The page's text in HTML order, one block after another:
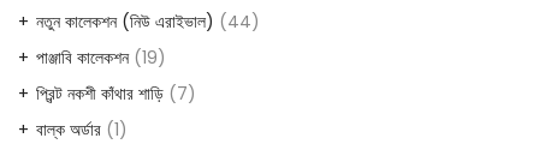
নতুন কালেকশন (নিউ এরাইভাল)
44
পাঞ্জাবি কালেকশন 19
প্রিন্ট নকশী কাঁথার শাড়ি 7
বাল্ক অর্ডার 1